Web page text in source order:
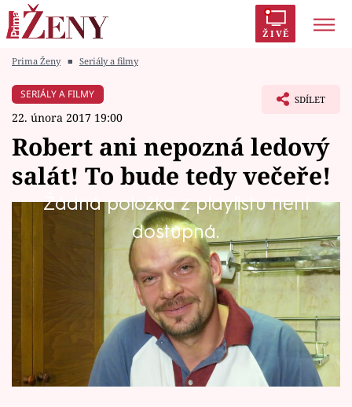
ŽIVĚ
Módní alarm
Témata
Horoskopy
Sledujte prima+
Prima Ženy ■ Seriály a filmy
SERIÁLY A FILMY
22. února 2017 19:00
SDÍLET
Robert ani nepozná ledový
salát! To bude tedy večeře!
Žádná položka z playlistu není
dostupná.
Zedník, řezník a tesař Robert (37) má
obrovskou motivaci, výhrou by rád potěšit
svou velkou rodinu.